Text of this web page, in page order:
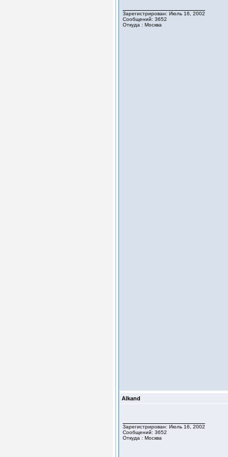
Зарегистрирован: Июль 16, 2002
Сообщений: 3652
Откуда : Москва
Alkand
Зарегистрирован: Июль 16, 2002
Сообщений: 3652
Откуда : Москва